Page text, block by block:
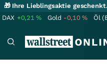
🎁 Ihre Lieblingsaktie
DAX +0,21% Gold -0,10% Öl